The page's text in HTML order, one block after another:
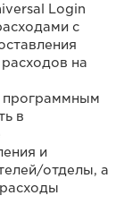
Login
с
на
программным
в
и
отделы, а